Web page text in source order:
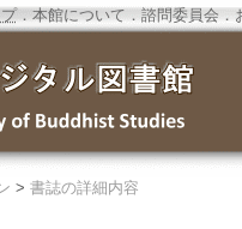
．本館について ． 諮問委員会．
> 書誌の詳細内容